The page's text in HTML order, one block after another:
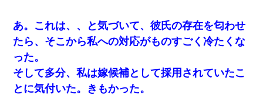
あ。これは、、と気づいて、彼氏の存在を匂わせ
たら、そこから私への対応がものすごく冷たくな
った。
そして多分、私は嫁候補として採用されていたこ
とに気付いた。きもかった。